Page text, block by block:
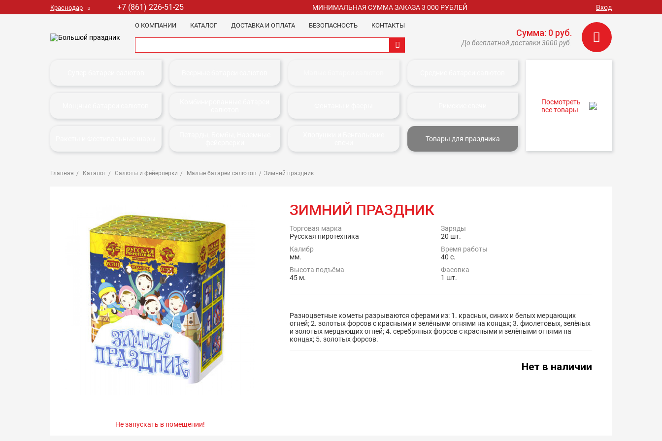
Краснодар +7 (861) 226-51-25 МИНИМАЛЬНАЯ СУММА ЗАКАЗА 3 000 РУБЛЕЙ Вход
О КОМПАНИИ КАТАЛОГ ДОСТАВКА И ОПЛАТА БЕЗОПАСНОСТЬ КОНТАКТЫ
Сумма: 0 руб.
До бесплатной доставки 3000 руб.
Товары для праздника
Посмотреть
все товары
Главная Каталог Салюты и фейерверки Малые батареи салютов Зимний праздник
Не запускать в помещении!
ЗИМНИЙ ПРАЗДНИК
Торговая марка
Русская пиротехника
Заряды
20 шт.
Калибр
мм.
Время работы
40 с.
Высота подъёма
45 м.
Фасовка
1 шт.
Разноцветные кометы разрываются сферами из: 1. красных, синих и белых мерцающих
огней; 2. золотых форсов с красными и зелёными огнями на концах; 3. фиолетовых, зелёных
и золотых мерцающих огней; 4. серебряных форсов с красными и зелёными огнями на
концах; 5. золотых форсов.
Нет в наличии